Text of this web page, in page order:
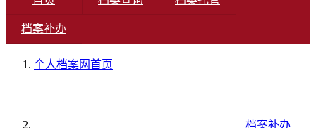
档案补办
个人档案网首页
档案补办